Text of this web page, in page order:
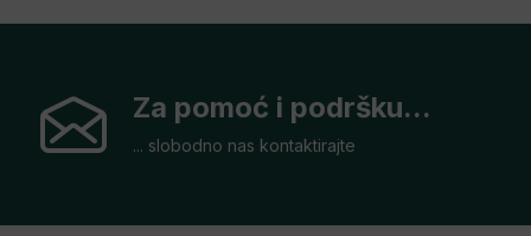
Za pomoć i podršku...
... slobodno nas kontaktirajte